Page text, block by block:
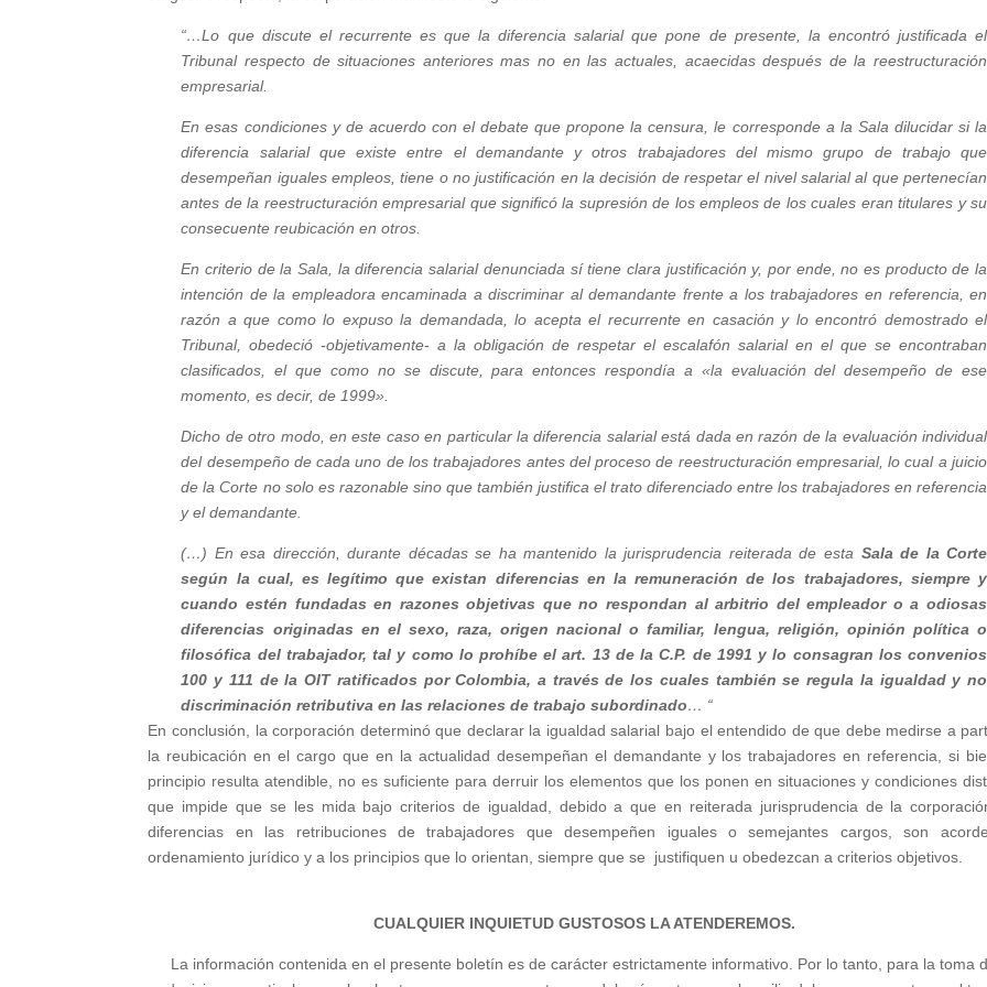
“…Lo que discute el recurrente es que la diferencia salarial que pone de presente, la encontró justificada el
Tribunal respecto de situaciones anteriores mas no en las actuales, acaecidas después de la reestructuración
empresarial.
En esas condiciones y de acuerdo con el debate que propone la censura, le corresponde a la Sala dilucidar si la
diferencia salarial que existe entre el demandante y otros trabajadores del mismo grupo de trabajo que
desempeñan iguales empleos, tiene o no justificación en la decisión de respetar el nivel salarial al que pertenecían
antes de la reestructuración empresarial que significó la supresión de los empleos de los cuales eran titulares y su
consecuente reubicación en otros.
En criterio de la Sala, la diferencia salarial denunciada sí tiene clara justificación y, por ende, no es producto de la
intención de la empleadora encaminada a discriminar al demandante frente a los trabajadores en referencia, en
razón a que como lo expuso la demandada, lo acepta el recurrente en casación y lo encontró demostrado el
Tribunal, obedeció -objetivamente- a la obligación de respetar el escalafón salarial en el que se encontraban
clasificados, el que como no se discute, para entonces respondía a «la evaluación del desempeño de ese
momento, es decir, de 1999».
Dicho de otro modo, en este caso en particular la diferencia salarial está dada en razón de la evaluación individual
del desempeño de cada uno de los trabajadores antes del proceso de reestructuración empresarial, lo cual a juicio
de la Corte no solo es razonable sino que también justifica el trato diferenciado entre los trabajadores en referencia
y el demandante.
(…) En esa dirección, durante décadas se ha mantenido la jurisprudencia reiterada de esta Sala de la Corte
según la cual, es legítimo que existan diferencias en la remuneración de los trabajadores, siempre y
cuando estén fundadas en razones objetivas que no respondan al arbitrio del empleador o a odiosas
diferencias originadas en el sexo, raza, origen nacional o familiar, lengua, religión, opinión política o
filosófica del trabajador, tal y como lo prohíbe el art. 13 de la C.P. de 1991 y lo consagran los convenios
100 y 111 de la OIT ratificados por Colombia, a través de los cuales también se regula la igualdad y no
discriminación retributiva en las relaciones de trabajo subordinado… “
En conclusión, la corporación determinó que declarar la igualdad salarial bajo el entendido de que debe medirse a
la reubicación en el cargo que en la actualidad desempeñan el demandante y los trabajadores en referencia, si
principio resulta atendible, no es suficiente para derruir los elementos que los ponen en situaciones y condiciones
que impide que se les mida bajo criterios de igualdad, debido a que en reiterada jurisprudencia de la
diferencias en las retribuciones de trabajadores que desempeñen iguales o semejantes cargos, son
ordenamiento jurídico y a los principios que lo orientan, siempre que se justifiquen u obedezcan a criterios objetivos.
CUALQUIER INQUIETUD GUSTOSOS LA ATENDEREMOS.
La información contenida en el presente boletín es de carácter estrictamente informativo. Por lo tanto, para la toma